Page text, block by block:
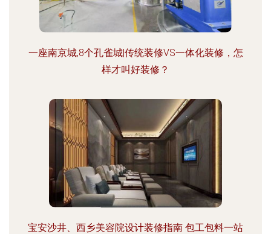
一座南京城,8个孔雀城|传统装修VS一体化装修，怎
样才叫好装修？
宝安沙井、西乡美容院设计装修指南 包工包料一站